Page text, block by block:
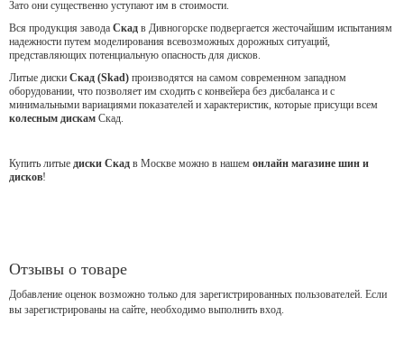
Зато они существенно уступают им в стоимости.
Вся продукция завода Скад в Дивногорске подвергается жесточайшим испытаниям
надежности путем моделирования всевозможных дорожных ситуаций,
представляющих потенциальную опасность для дисков.
Литые диски Скад (Skad) производятся на самом современном западном
оборудовании, что позволяет им сходить с конвейера без дисбаланса и с
минимальными вариациями показателей и характеристик, которые присущи всем
колесным дискам Скад.
Купить литые диски Скад в Москве можно в нашем онлайн магазине шин и
дисков!
Отзывы о товаре
Добавление оценок возможно только для зарегистрированных пользователей. Если
вы зарегистрированы на сайте, необходимо выполнить вход.